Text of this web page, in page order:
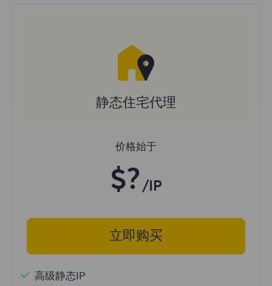
静态住宅代理
价格始于
$? /IP
立即购买
高级静态IP